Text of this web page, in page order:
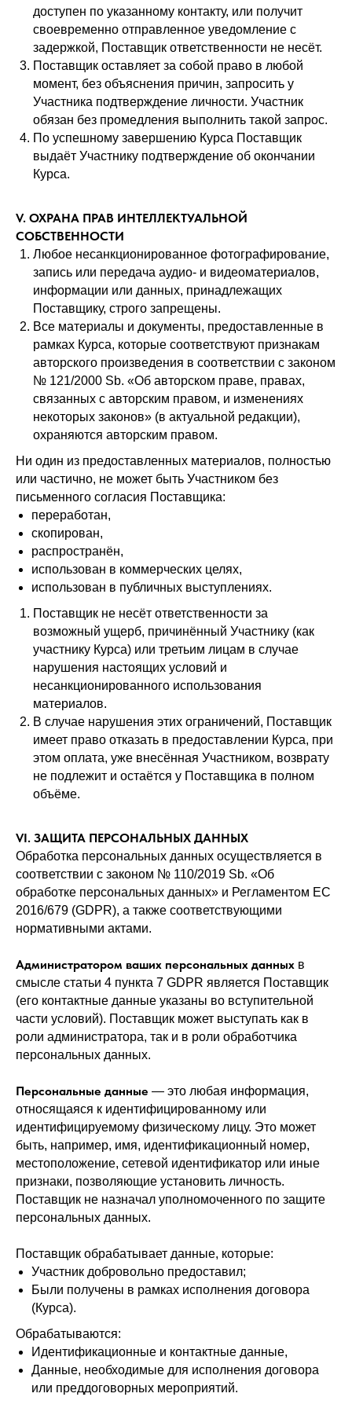
доступен по указанному контакту, или получит
своевременно отправленное уведомление с
задержкой, Поставщик ответственности не несёт.
Поставщик оставляет за собой право в любой
момент, без объяснения причин, запросить у
Участника подтверждение личности. Участник
обязан без промедления выполнить такой запрос.
По успешному завершению Курса Поставщик
выдаёт Участнику подтверждение об окончании
Курса.
V. ОХРАНА ПРАВ ИНТЕЛЛЕКТУАЛЬНОЙ
СОБСТВЕННОСТИ
Любое несанкционированное фотографирование,
запись или передача аудио- и видеоматериалов,
информации или данных, принадлежащих
Поставщику, строго запрещены.
Все материалы и документы, предоставленные в
рамках Курса, которые соответствуют признакам
авторского произведения в соответствии с законом
№ 121/2000 Sb. «Об авторском праве, правах,
связанных с авторским правом, и изменениях
некоторых законов» (в актуальной редакции),
охраняются авторским правом.
Ни один из предоставленных материалов, полностью
или частично, не может быть Участником без
письменного согласия Поставщика:
переработан,
скопирован,
распространён,
использован в коммерческих целях,
использован в публичных выступлениях.
Поставщик не несёт ответственности за
возможный ущерб, причинённый Участнику (как
участнику Курса) или третьим лицам в случае
нарушения настоящих условий и
несанкционированного использования
материалов.
В случае нарушения этих ограничений, Поставщик
имеет право отказать в предоставлении Курса, при
этом оплата, уже внесённая Участником, возврату
не подлежит и остаётся у Поставщика в полном
объёме.
VI. ЗАЩИТА ПЕРСОНАЛЬНЫХ ДАННЫХ
Обработка персональных данных осуществляется в
соответствии с законом № 110/2019 Sb. «Об
обработке персональных данных» и Регламентом ЕС
2016/679 (GDPR), а также соответствующими
нормативными актами.
Администратором ваших персональных данных в
смысле статьи 4 пункта 7 GDPR является Поставщик
(его контактные данные указаны во вступительной
части условий). Поставщик может выступать как в
роли администратора, так и в роли обработчика
персональных данных.
Персональные данные — это любая информация,
относящаяся к идентифицированному или
идентифицируемому физическому лицу. Это может
быть, например, имя, идентификационный номер,
местоположение, сетевой идентификатор или иные
признаки, позволяющие установить личность.
Поставщик не назначал уполномоченного по защите
персональных данных.
Поставщик обрабатывает данные, которые:
Участник добровольно предоставил;
Были получены в рамках исполнения договора
(Курса).
Обрабатываются:
Идентификационные и контактные данные,
Данные, необходимые для исполнения договора
или преддоговорных мероприятий.